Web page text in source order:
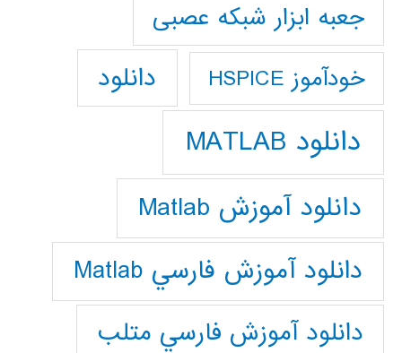
جعبه ابزار شبکه عصبی
خودآموز HSPICE دانلود
دانلود MATLAB
دانلود آموزش Matlab
دانلود آموزش فارسي Matlab
دانلود آموزش فارسي متلب